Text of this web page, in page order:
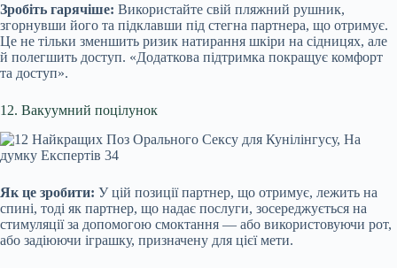
Зробіть гарячіше: Використайте свій пляжний рушник,
згорнувши його та підклавши під стегна партнера, що отримує.
Це не тільки зменшить ризик натирання шкіри на сідницях, але
й полегшить доступ. «Додаткова підтримка покращує комфорт
та доступ».
12. Вакуумний поцілунок
Як це зробити: У цій позиції партнер, що отримує, лежить на
спині, тоді як партнер, що надає послуги, зосереджується на
стимуляції за допомогою смоктання — або використовуючи рот,
або задіюючи іграшку, призначену для цієї мети.